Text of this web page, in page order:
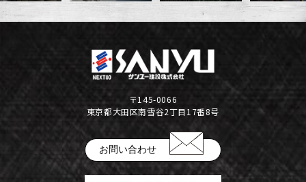
〒145-0066
東京都大田区南雪谷2丁目17番8号
お問い合わせ